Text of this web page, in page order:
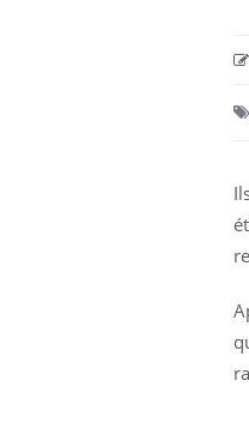
Carence
même
carence